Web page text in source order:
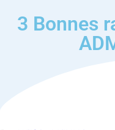
3 Bonnes